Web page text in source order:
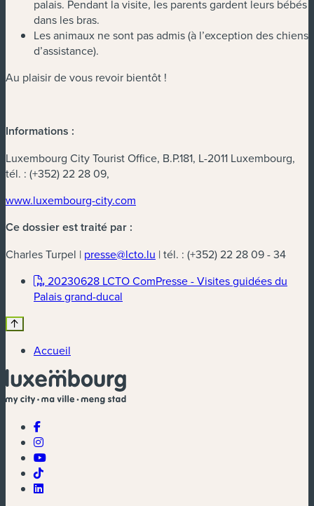
palais. Pendant la visite, les parents gardent leurs bébés
dans les bras.
Les animaux ne sont pas admis (à l’exception des chiens
d’assistance).
Au plaisir de vous revoir bientôt !
Informations :
Luxembourg City Tourist Office, B.P.181, L-2011 Luxembourg,
tél. : (+352) 22 28 09,
www.luxembourg-city.com
Ce dossier est traité par :
Charles Turpel | presse@lcto.lu | tél. : (+352) 22 28 09 - 34
20230628 LCTO ComPresse - Visites guidées du
Palais grand-ducal
Accueil